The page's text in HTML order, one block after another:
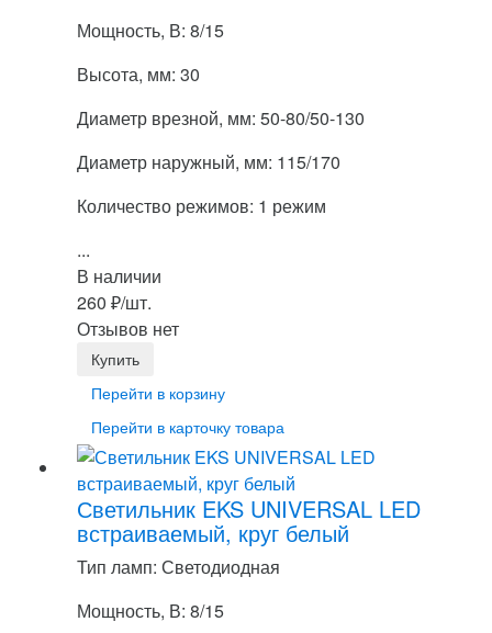
Мощность, В: 8/15
Высота, мм: 30
Диаметр врезной, мм: 50-80/50-130
Диаметр наружный, мм: 115/170
Количество режимов: 1 режим
...
В наличии
260 ₽/шт.
Отзывов нет
Перейти в корзину
Перейти в карточку товара
Светильник EKS UNIVERSAL LED
встраиваемый, круг белый
Тип ламп: Светодиодная
Мощность, В: 8/15